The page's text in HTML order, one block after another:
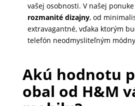
vašej osobnosti. V našej
rozmanité dizajny, od
extravagantné, vďaka ktorým
telefón neodmysliteľným
Akú hodnotu
obal od H&M